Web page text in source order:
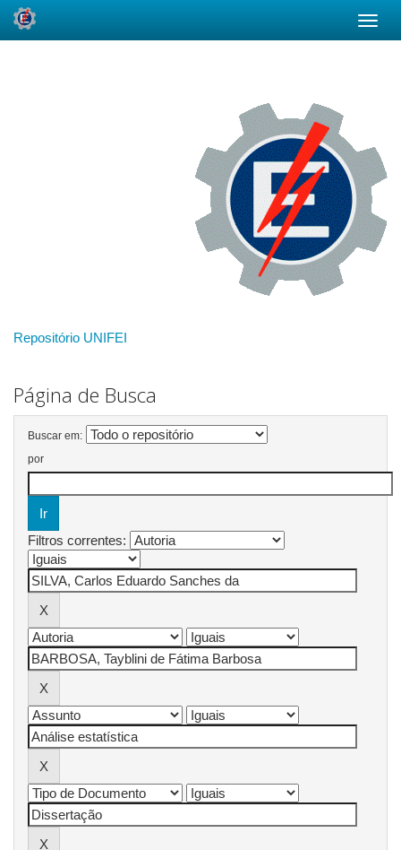
Repositório UNIFEI
Página de Busca
Buscar em:
por
Filtros correntes: